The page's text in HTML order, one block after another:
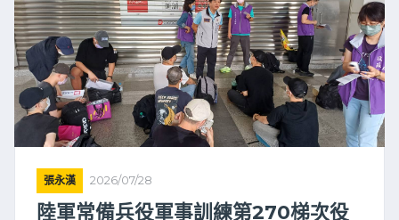
張永漢 2026/07/28
陸軍常備兵役軍事訓練第270梯次役